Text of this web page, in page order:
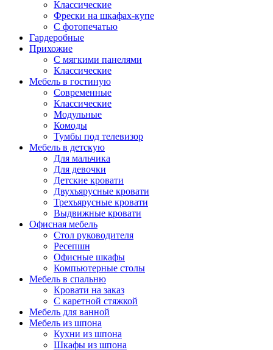
Классические
Фрески на шкафах-купе
С фотопечатью
Гардеробные
Прихожие
С мягкими панелями
Классические
Мебель в гостиную
Современные
Классические
Модульные
Комоды
Тумбы под телевизор
Мебель в детскую
Для мальчика
Для девочки
Детские кровати
Двухъярусные кровати
Трехъярусные кровати
Выдвижные кровати
Офисная мебель
Стол руководителя
Ресепшн
Офисные шкафы
Компьютерные столы
Мебель в спальню
Кровати на заказ
С каретной стяжкой
Мебель для ванной
Мебель из шпона
Кухни из шпона
Шкафы из шпона